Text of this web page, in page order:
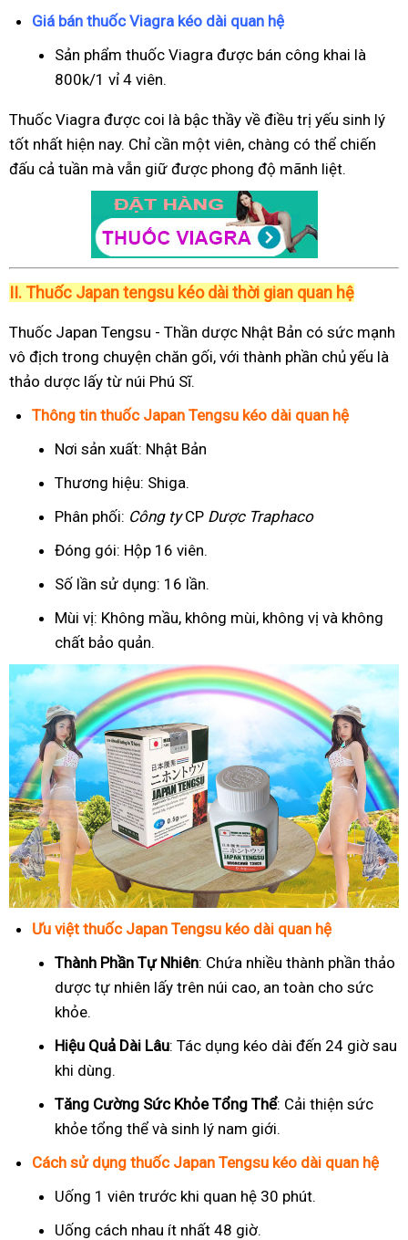
Giá bán thuốc Viagra kéo dài quan hệ
Sản phẩm thuốc Viagra được bán công khai là
800k/1 vỉ 4 viên.
Thuốc Viagra được coi là bậc thầy về điều trị yếu sinh lý
tốt nhất hiện nay. Chỉ cần một viên, chàng có thể chiến
đấu cả tuần mà vẫn giữ được phong độ mãnh liệt.
II. Thuốc Japan tengsu kéo dài thời gian quan hệ
Thuốc Japan Tengsu - Thần dược Nhật Bản có sức mạnh
vô địch trong chuyện chăn gối, với thành phần chủ yếu là
thảo dược lấy từ núi Phú Sĩ.
Thông tin thuốc Japan Tengsu kéo dài quan hệ
Nơi sản xuất: Nhật Bản
Thương hiệu: Shiga.
Phân phối: Công tyCP Dược Traphaco
Đóng gói: Hộp 16 viên.
Số lần sử dụng: 16 lần.
Mùi vị: Không mầu, không mùi, không vị và không
chất bảo quản.
Ưu việt thuốc Japan Tengsu kéo dài quan hệ
Thành Phần Tự Nhiên: Chứa nhiều thành phần thảo
dược tự nhiên lấy trên núi cao, an toàn cho sức
khỏe.
Hiệu Quả Dài Lâu: Tác dụng kéo dài đến 24 giờ sau
khi dùng.
Tăng Cường Sức Khỏe Tổng Thể: Cải thiện sức
khỏe tổng thể và sinh lý nam giới.
Cách sử dụng thuốc Japan Tengsu kéo dài quan hệ
Uống 1 viên trước khi quan hệ 30 phút.
Uống cách nhau ít nhất 48 giờ.